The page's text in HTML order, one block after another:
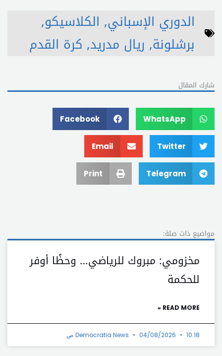
الدوري الإسباني, الكلاسيكو,
برشلونة, ريال مدريد, كرة القدم
شارك المقال
WhatsApp
Facebook
Twitter
Email
Telegram
Print
مواضيع ذات صلة:
مخزومي: مبروك للرياضي… وحظًا أوفر
للحكمة
READ MORE »
Democratia News 04/08/2026 10:18 ص